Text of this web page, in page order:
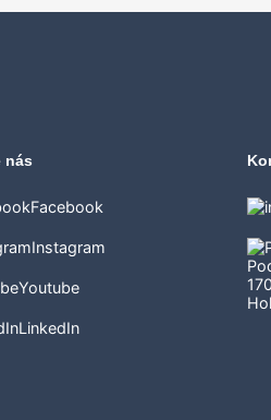
nás
Facebook
Instagram
Youtube
LinkedIn